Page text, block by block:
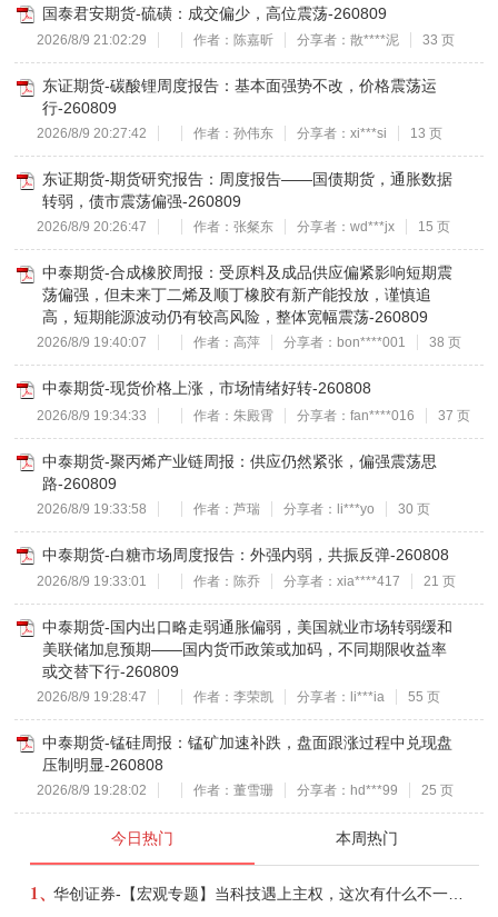
国泰君安期货-硫磺：成交偏少，高位震荡-260809
2026/8/9 21:02:29 作者：陈嘉昕 分享者：散****泥 33 页
东证期货-碳酸锂周度报告：基本面强势不改，价格震荡运
行-260809
2026/8/9 20:27:42 作者：孙伟东 分享者：xi***si 13 页
东证期货-期货研究报告：周度报告——国债期货，通胀数据
转弱，债市震荡偏强-260809
2026/8/9 20:26:47 作者：张粲东 分享者：wd***jx 15 页
中泰期货-合成橡胶周报：受原料及成品供应偏紧影响短期震
荡偏强，但未来丁二烯及顺丁橡胶有新产能投放，谨慎追
高，短期能源波动仍有较高风险，整体宽幅震荡-260809
2026/8/9 19:40:07 作者：高萍 分享者：bon****001 38 页
中泰期货-现货价格上涨，市场情绪好转-260808
2026/8/9 19:34:33 作者：朱殿霄 分享者：fan****016 37 页
中泰期货-聚丙烯产业链周报：供应仍然紧张，偏强震荡思
路-260809
2026/8/9 19:33:58 作者：芦瑞 分享者：li***yo 30 页
中泰期货-白糖市场周度报告：外强内弱，共振反弹-260808
2026/8/9 19:33:01 作者：陈乔 分享者：xia****417 21 页
中泰期货-国内出口略走弱通胀偏弱，美国就业市场转弱缓和
美联储加息预期——国内货币政策或加码，不同期限收益率
或交替下行-260809
2026/8/9 19:28:47 作者：李荣凯 分享者：li***ia 55 页
中泰期货-锰硅周报：锰矿加速补跌，盘面跟涨过程中兑现盘
压制明显-260808
2026/8/9 19:28:02 作者：董雪珊 分享者：hd***99 25 页
今日热门 本周热门
1、 华创证券-【宏观专题】当科技遇上主权，这次有什么不一样？——海外科技思辨系列五-260808